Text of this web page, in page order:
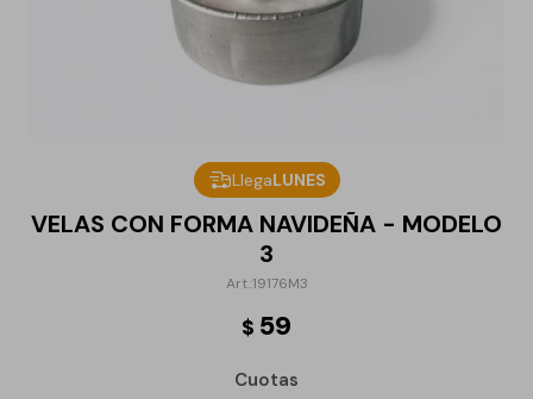
LlegaLUNES
VELAS CON FORMA NAVIDEÑA - MODELO
3
19176M3
$ 59
Cuotas